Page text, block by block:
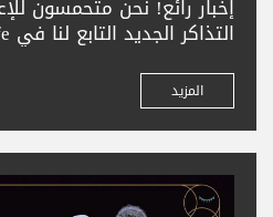
إخبار رائع! نحن متحمسون
زورونا لشراء تذاكركم
بترون. تعالوا واستمتعوا
ونتطلع لخدمتكم
المزيد